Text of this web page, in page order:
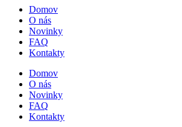
Domov
O nás
Novinky
FAQ
Kontakty
Domov
O nás
Novinky
FAQ
Kontakty